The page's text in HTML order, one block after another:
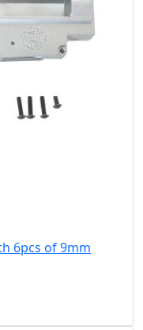
6pcs of 9mm